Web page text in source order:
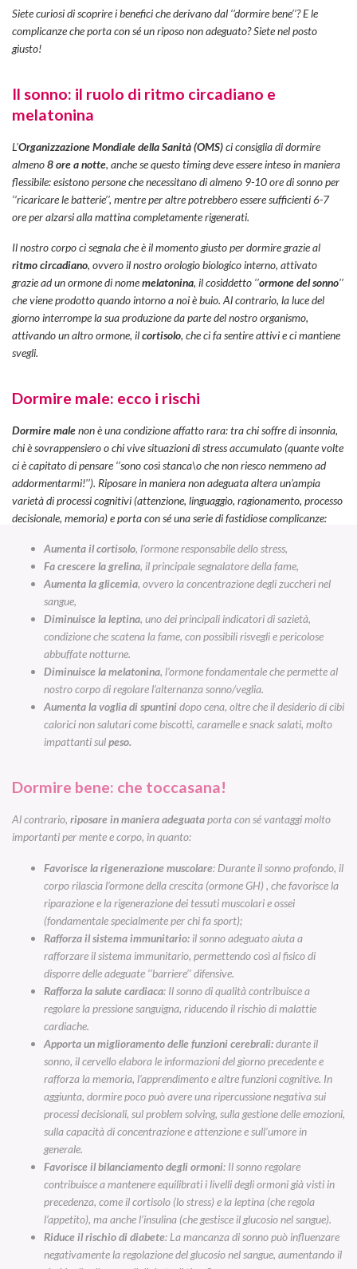
Siete curiosi di scoprire i benefici che derivano dal ‘’dormire bene’’? E le
complicanze che porta con sé un riposo non adeguato? Siete nel posto
giusto!
Il sonno: il ruolo di ritmo circadiano e
melatonina
L’Organizzazione Mondiale della Sanità (OMS)ci consiglia di dormire
almeno8 ore a notte, anche se questo timing deve essere inteso in maniera
flessibile: esistono persone che necessitano di almeno 9-10 ore di sonno per
‘’ricaricare le batterie’’, mentre per altre potrebbero essere sufficienti 6-7
ore per alzarsi alla mattina completamente rigenerati.
Il nostro corpo ci segnala che è il momento giusto per dormire grazie al
ritmo circadiano, ovvero il nostro orologio biologico interno, attivato
grazie ad un ormone di nomemelatonina, il cosiddetto ‘’ormone del sonno’’
che viene prodotto quando intorno a noi è buio. Al contrario, la luce del
giorno interrompe la sua produzione da parte del nostro organismo,
attivando un altro ormone, ilcortisolo, che ci fa sentire attivi e ci mantiene
svegli.
Dormire male: ecco i rischi
Dormire malenon è una condizione affatto rara: tra chi soffre di insonnia,
chi è sovrappensiero o chi vive situazioni di stress accumulato (quante volte
ci è capitato di pensare ‘’sono così stanca\o che non riesco nemmeno ad
addormentarmi!’’). Riposare in maniera non adeguata altera un’ampia
varietà di processi cognitivi (attenzione, linguaggio, ragionamento, processo
decisionale, memoria) e porta con sé una serie di fastidiose complicanze:
Aumenta il cortisolo, l’ormone responsabile dello stress,
Fa crescere la grelina, il principale segnalatore della fame,
Aumenta la glicemia, ovvero la concentrazione degli zuccheri nel
sangue,
Diminuisce la leptina, uno dei principali indicatori di sazietà,
condizione che scatena la fame, con possibili risvegli e pericolose
abbuffate notturne.
Diminuisce la melatonina, l’ormone fondamentale che permette al
nostro corpo di regolare l‘alternanza sonno/veglia.
Aumenta la voglia di spuntinidopo cena, oltre che il desiderio di cibi
calorici non salutari come biscotti, caramelle e snack salati, molto
impattanti sulpeso.
Dormire bene: che toccasana!
Al contrario, riposare in maniera adeguataporta con sé vantaggi molto
importanti per mente e corpo, in quanto:
Favorisce la rigenerazione muscolare: Durante il sonno profondo, il
corpo rilascia l’ormone della crescita (ormone GH) , che favorisce la
riparazione e la rigenerazione dei tessuti muscolari e ossei
(fondamentale specialmente per chi fa sport);
Rafforza il sistema immunitario: il sonno adeguato aiuta a
rafforzare il sistema immunitario, permettendo così al fisico di
disporre delle adeguate ‘’barriere’’ difensive.
Rafforza la salute cardiaca: Il sonno di qualità contribuisce a
regolare la pressione sanguigna, riducendo il rischio di malattie
cardiache.
Apporta un miglioramento delle funzioni cerebrali:durante il
sonno, il cervello elabora le informazioni del giorno precedente e
rafforza la memoria, l’apprendimento e altre funzioni cognitive. In
aggiunta, dormire poco può avere una ripercussione negativa sui
processi decisionali, sul problem solving, sulla gestione delle emozioni,
sulla capacità di concentrazione e attenzione e sull’umore in
generale.
Favorisce il bilanciamento degli ormoni: Il sonno regolare
contribuisce a mantenere equilibrati i livelli degli ormoni già visti in
precedenza, come il cortisolo (lo stress) e la leptina (che regola
l’appetito), ma anche l’insulina (che gestisce il glucosio nel sangue).
Riduce il rischio di diabete: La mancanza di sonno può influenzare
negativamente la regolazione del glucosio nel sangue, aumentando il